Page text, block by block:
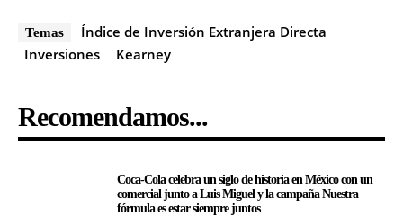
Temas
Índice de Inversión Extranjera Directa
Inversiones
Kearney
Recomendamos...
Coca-Cola celebra un siglo de historia en México con un
comercial junto a Luis Miguel y la campaña Nuestra
fórmula es estar siempre juntos